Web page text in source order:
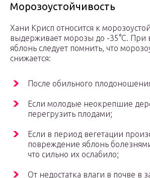
Морозоустойчивость
Хани Крисп относится к
выдерживает морозы до -35°С.
яблонь следует помнить, что
снижается:
После обильного
Если молодые неокрепшие
перегрузить плодами;
Если в период вегетации
повреждение яблонь
что сильно их ослабило;
От недостатка влаги в почве в